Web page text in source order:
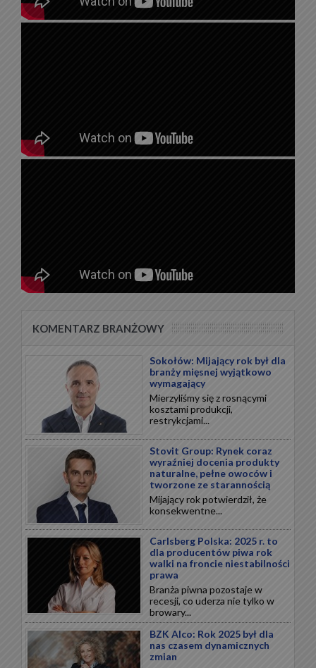
KOMENTARZ BRANŻOWY
Sokołów: Mijający rok był dla
branży mięsnej wyjątkowo
wymagający
Mierzyliśmy się z rosnącymi
kosztami produkcji,
restrykcjami...
Stovit Group: Rynek coraz
wyraźniej docenia produkty
naturalne, pełne owoców i
tworzone ze starannością
Mijający rok potwierdził, że
konsekwentne...
Carlsberg Polska: 2025 r. to
dla producentów piwa rok
walki na froncie niestabilności
prawa
Branża piwna pozostaje w
recesji, co uderza nie tylko w
browary...
BZK Alco: Rok 2025 był dla
nas czasem dynamicznych
zmian